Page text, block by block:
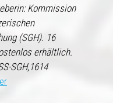
Kommission
(SGH). 16
erhältlich.
SGH,1614